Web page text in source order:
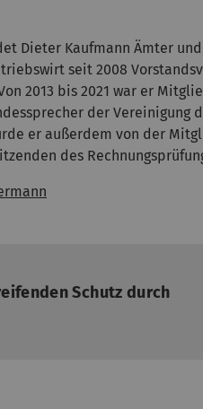
Dieter Kaufmann Ämter
seit 2008
2013 bis 2021 war er
der Vereinigung
er außerdem von der
des
Schutz durch